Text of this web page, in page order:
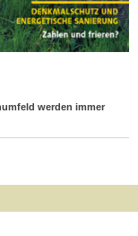
werden immer